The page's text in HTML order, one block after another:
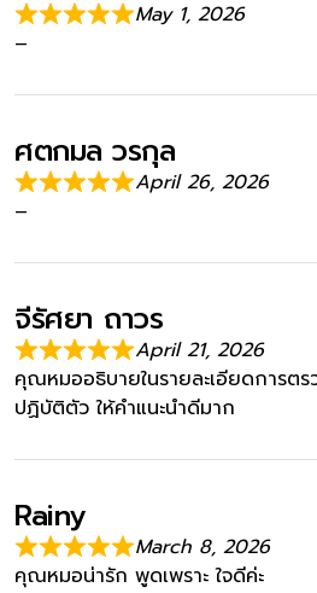
May 1, 2026
–
ศตกมล วรกุล
April 26, 2026
–
จีรัศยา ถาวร
April 21, 2026
คุณหมออธิบายในรายละเอียดการตร
ปฏิบัติตัว ให้คำแนะนำดีมาก
Rainy
March 8, 2026
คุณหมอน่ารัก พูดเพราะ ใจดีค่ะ